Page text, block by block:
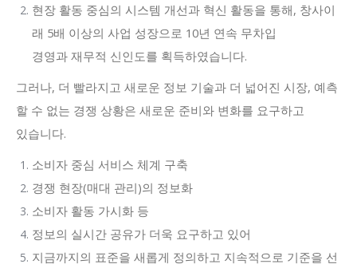
현장 활동 중심의 시스템 개선과 혁신 활동을 통해, 창사이
래 5배 이상의 사업 성장으로 10년 연속 무차입
경영과 재무적 신인도를 획득하였습니다.
그러나, 더 빨라지고 새로운 정보 기술과 더 넓어진 시장, 예측
할 수 없는 경쟁 상황은 새로운 준비와 변화를 요구하고
있습니다.
소비자 중심 서비스 체계 구축
경쟁 현장(매대 관리)의 정보화
소비자 활동 가시화 등
정보의 실시간 공유가 더욱 요구하고 있어
지금까지의 표준을 새롭게 정의하고 지속적으로 기준을 선